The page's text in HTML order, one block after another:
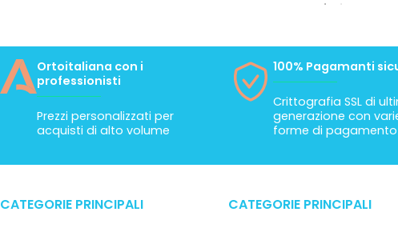
Ortoitaliana con i
professionisti
Prezzi personalizzati per
acquisti di alto volume
100% Pagamanti
Crittografia SSL di
generazione con
forme di pagamento
CATEGORIE PRINCIPALI CATEGORIE PRINCIPALI